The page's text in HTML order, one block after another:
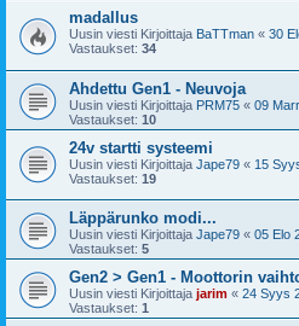
madallus
Uusin viesti Kirjoittaja BaTTman « 30
Vastaukset: 34
Ahdettu Gen1 - Neuvoja
Uusin viesti Kirjoittaja PRM75 « 09
Vastaukset: 10
24v startti systeemi
Uusin viesti Kirjoittaja Jape79 « 15
Vastaukset: 19
Läppärunko modi...
Uusin viesti Kirjoittaja Jape79 « 05 Elo
Vastaukset: 5
Gen2 > Gen1 - Moottorin
Uusin viesti Kirjoittaja jarim « 24 Syys
Vastaukset: 1